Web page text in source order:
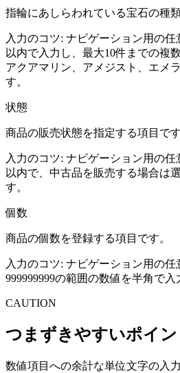
指輪にあしらわれている宝石の種
入力のコツ: ナビゲーション用の任
以内で入力し、最大10件までの複
アクアマリン、アメジスト、エメ
す。
状態
商品の販売状態を指定する項目です
入力のコツ: ナビゲーション用の任
以内で、中古品を販売する場合は
す。
個数
商品の個数を登録する項目です。
入力のコツ: ナビゲーション用の任
999999999の範囲の数値を半角で入
CAUTION
つまずきやすいポイン
数値項目への余計な単位文字の入力